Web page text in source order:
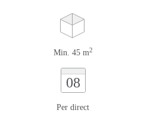
Min. 45 m2
08
Per direct